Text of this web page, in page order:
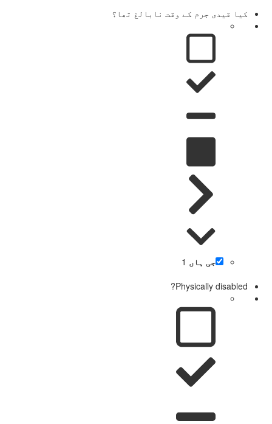
کیا قیدی جرم کے وقت نابالغ تھا؟
جی ہاں 1
Physically disabled?